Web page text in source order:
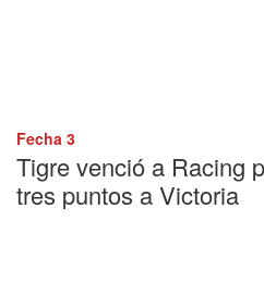
Fecha 3
Tigre venció a Racing
tres puntos a Victoria